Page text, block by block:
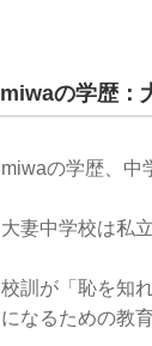
miwaの学歴：
miwaの学歴、中
大妻中学校は私
校訓が「恥を知
になるための教